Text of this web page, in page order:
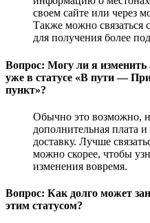
своем сайте или через
Также можно связаться
для получения более
Вопрос: Могу ли я изменить
уже в статусе «В пути —
пункт»?
Обычно это возможно,
дополнительная плата
доставку. Лучше
можно скорее, чтобы
изменения вовремя.
Вопрос: Как долго может
этим статусом?